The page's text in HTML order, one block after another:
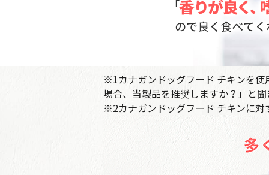
※1カナガンドッグフード チキンを使
場合、当製品を推奨しますか？」と
※2カナガンドッグフード チキンに対